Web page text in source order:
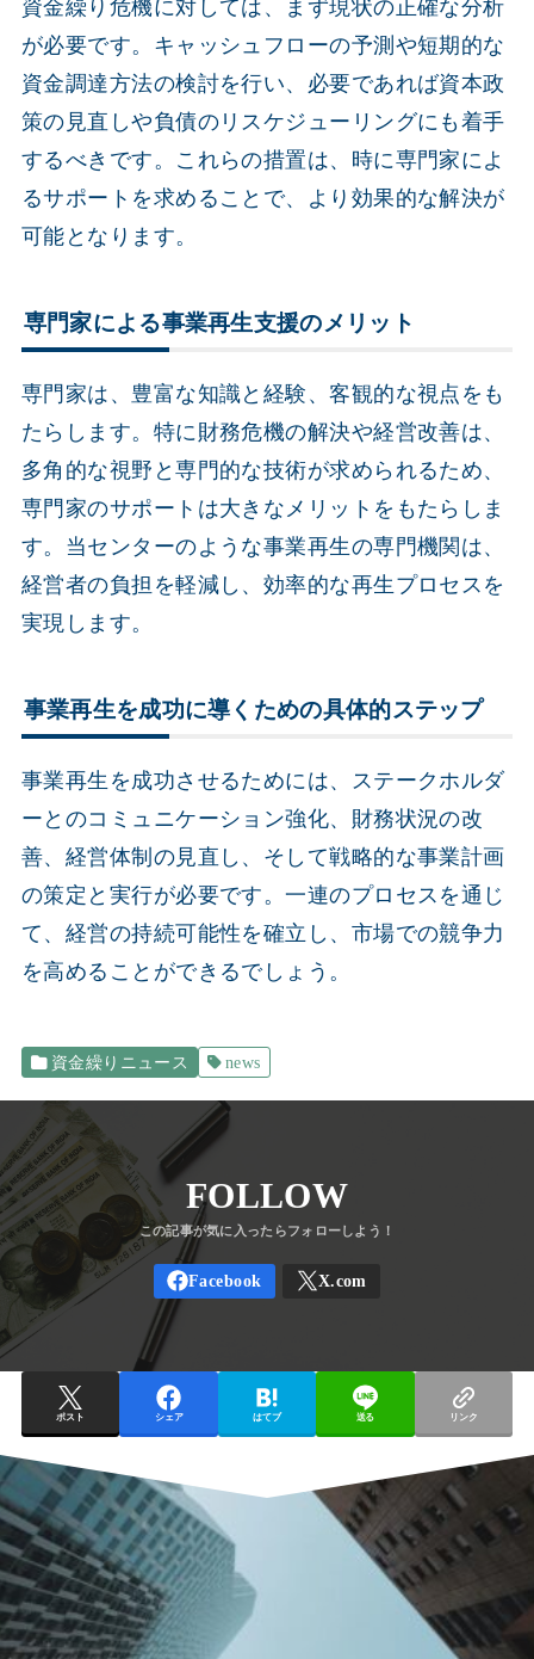
資金繰り危機に対しては、まず現状の正確な分析
が必要です。キャッシュフローの予測や短期的な
資金調達方法の検討を行い、必要であれば資本政
策の見直しや負債のリスケジューリングにも着手
するべきです。これらの措置は、時に専門家によ
るサポートを求めることで、より効果的な解決が
可能となります。
専門家による事業再生支援のメリット
専門家は、豊富な知識と経験、客観的な視点をも
たらします。特に財務危機の解決や経営改善は、
多角的な視野と専門的な技術が求められるため、
専門家のサポートは大きなメリットをもたらしま
す。当センターのような事業再生の専門機関は、
経営者の負担を軽減し、効率的な再生プロセスを
実現します。
事業再生を成功に導くための具体的ステップ
事業再生を成功させるためには、ステークホルダ
ーとのコミュニケーション強化、財務状況の改
善、経営体制の見直し、そして戦略的な事業計画
の策定と実行が必要です。一連のプロセスを通じ
て、経営の持続可能性を確立し、市場での競争力
を高めることができるでしょう。
資金繰りニュース news
FOLLOW
ポスト シェア はてブ 送る リンク